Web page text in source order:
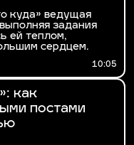
куда» ведущая
задания
ей теплом,
сердцем.
10:05
как
постами